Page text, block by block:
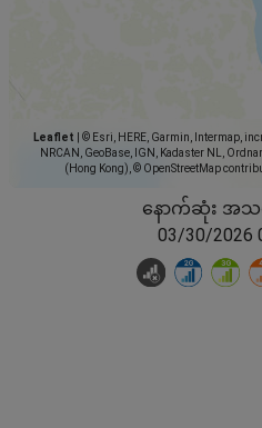
Leaflet
© Esri, HERE, Garmin, Intermap,
NRCAN, GeoBase, IGN, Kadaster NL,
(Hong Kong), © OpenStreetMap
နောက်ဆုံး အသ
03/30/2026